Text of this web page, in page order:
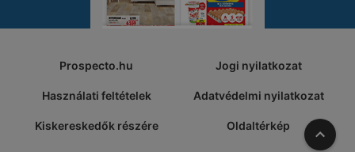
Prospecto.hu Jogi nyilatkozat
Használati feltételek Adatvédelmi nyilatkozat
Kiskereskedők részére Oldaltérkép A